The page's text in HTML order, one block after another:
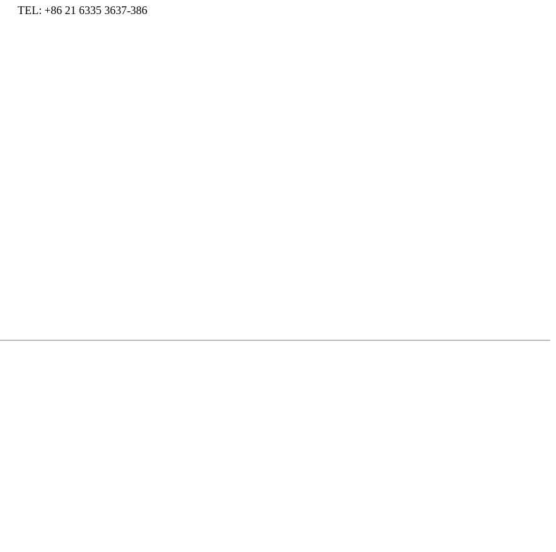
TEL: +86 21 6335 3637-386